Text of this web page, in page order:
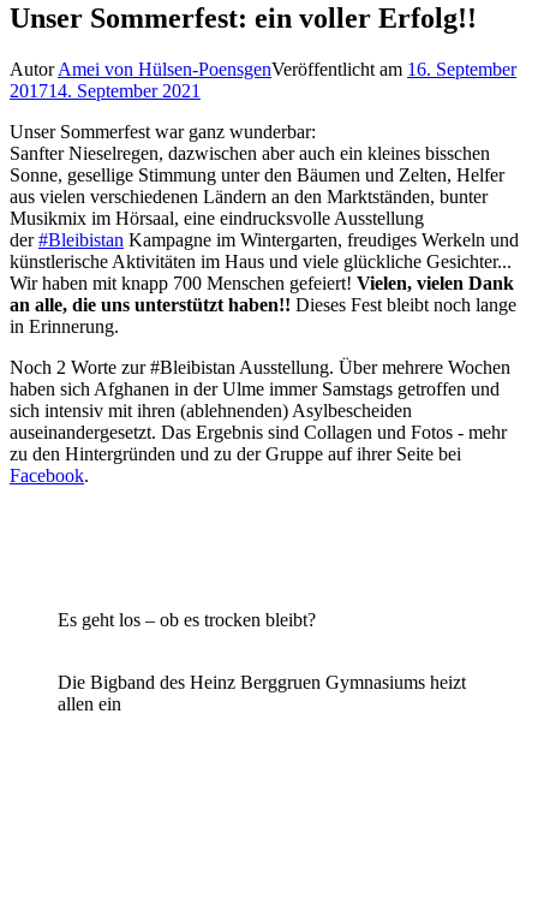
Unser Sommerfest: ein voller Erfolg!!
AutorAmei von Hülsen-PoensgenVeröffentlicht am 16. September
201714. September 2021
Unser Sommerfest war ganz wunderbar:
Sanfter Nieselregen, dazwischen aber auch ein kleines bisschen
Sonne, gesellige Stimmung unter den Bäumen und Zelten, Helfer
aus vielen verschiedenen Ländern an den Marktständen, bunter
Musikmix im Hörsaal, eine eindrucksvolle Ausstellung
der#Bleibistan Kampagne im Wintergarten, freudiges Werkeln und
künstlerische Aktivitäten im Haus und viele glückliche Gesichter...
Wir haben mit knapp 700 Menschen gefeiert! Vielen, vielen Dank
an alle, die uns unterstützt haben!! Dieses Fest bleibt noch lange
in Erinnerung.
Noch 2 Worte zur #Bleibistan Ausstellung. Über mehrere Wochen
haben sich Afghanen in der Ulme immer Samstags getroffen und
sich intensiv mit ihren (ablehnenden) Asylbescheiden
auseinandergesetzt. Das Ergebnis sind Collagen und Fotos - mehr
zu den Hintergründen und zu der Gruppe auf ihrer Seite bei
Facebook.
Es geht los – ob es trocken bleibt?
Die Bigband des Heinz Berggruen Gymnasiums heizt
allen ein